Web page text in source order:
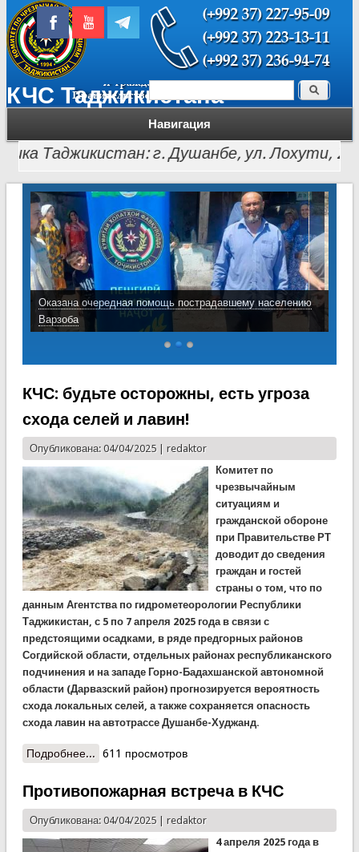
КЧС Таджикистана
Навигация
Форма поиска Поиск
Таджикистан: г. Душанбе, ул. Лохути, 26,
Оказана очередная помощь пострадавшему населению
Варзоба
КЧС: будьте осторожны, есть угроза
схода селей и лавин!
Опубликована: 04/04/2025 | redaktor
Комитет по
чрезвычайным
ситуациям и
гражданской обороне
при Правительстве РТ
доводит до сведения
граждан и гостей
страны о том, что по
данным Агентства по гидрометеорологии Республики
Таджикистан, с 5 по 7 апреля 2025 года в связи с
предстоящими осадками, в ряде предгорных районов
Согдийской области, отдельных районах республиканского
подчинения и на западе Горно-Бадахшанской автономной
области (Дарвазский район) прогнозируется вероятность
схода локальных селей, а также сохраняется опасность
схода лавин на автотрассе Душанбе-Худжанд.
Подробнее... о КЧС: будьте осторожны, есть угроза схода
611 просмотров
Противопожарная встреча в КЧС
Опубликована: 04/04/2025 | redaktor
4 апреля 2025 года в